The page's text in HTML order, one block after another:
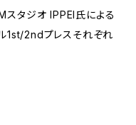
タジオ IPPEI氏による
ル1st/2ndプレスそれぞれ